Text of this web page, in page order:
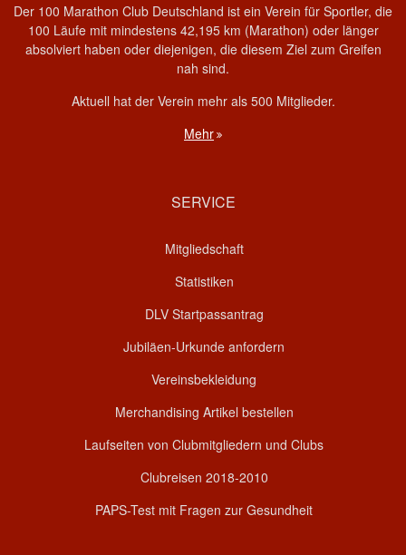
Der 100 Marathon Club Deutschland ist ein Verein für Sportler, die
100 Läufe mit mindestens 42,195 km (Marathon) oder länger
absolviert haben oder diejenigen, die diesem Ziel zum Greifen
nah sind.
Aktuell hat der Verein mehr als 500 Mitglieder.
Mehr
SERVICE
Mitgliedschaft
Statistiken
DLV Startpassantrag
Jubiläen-Urkunde anfordern
Vereinsbekleidung
Merchandising Artikel bestellen
Laufseiten von Clubmitgliedern und Clubs
Clubreisen 2018-2010
PAPS-Test mit Fragen zur Gesundheit